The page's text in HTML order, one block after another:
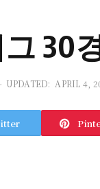
30
UPDATED: APRIL 4,